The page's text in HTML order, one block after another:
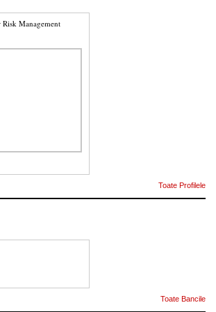
Management
Toate Profilele
Toate Bancile